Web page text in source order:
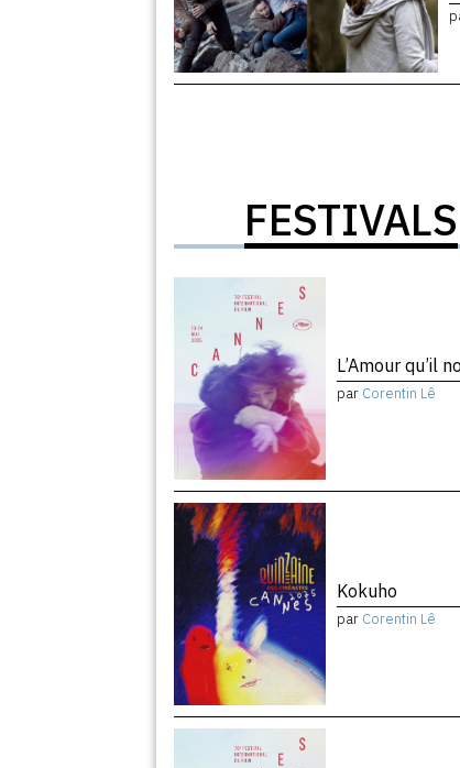
FESTIVALS
L’Amour qu’il
par Corentin Lê
Kokuho
par Corentin Lê